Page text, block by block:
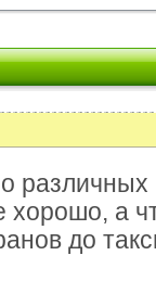
о различных
хорошо, а
до